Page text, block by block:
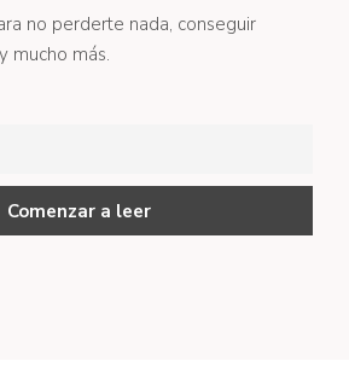
no perderte nada, conseguir
mucho más.